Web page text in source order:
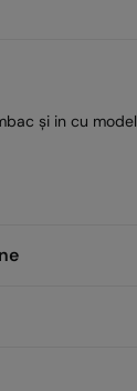
și in cu model